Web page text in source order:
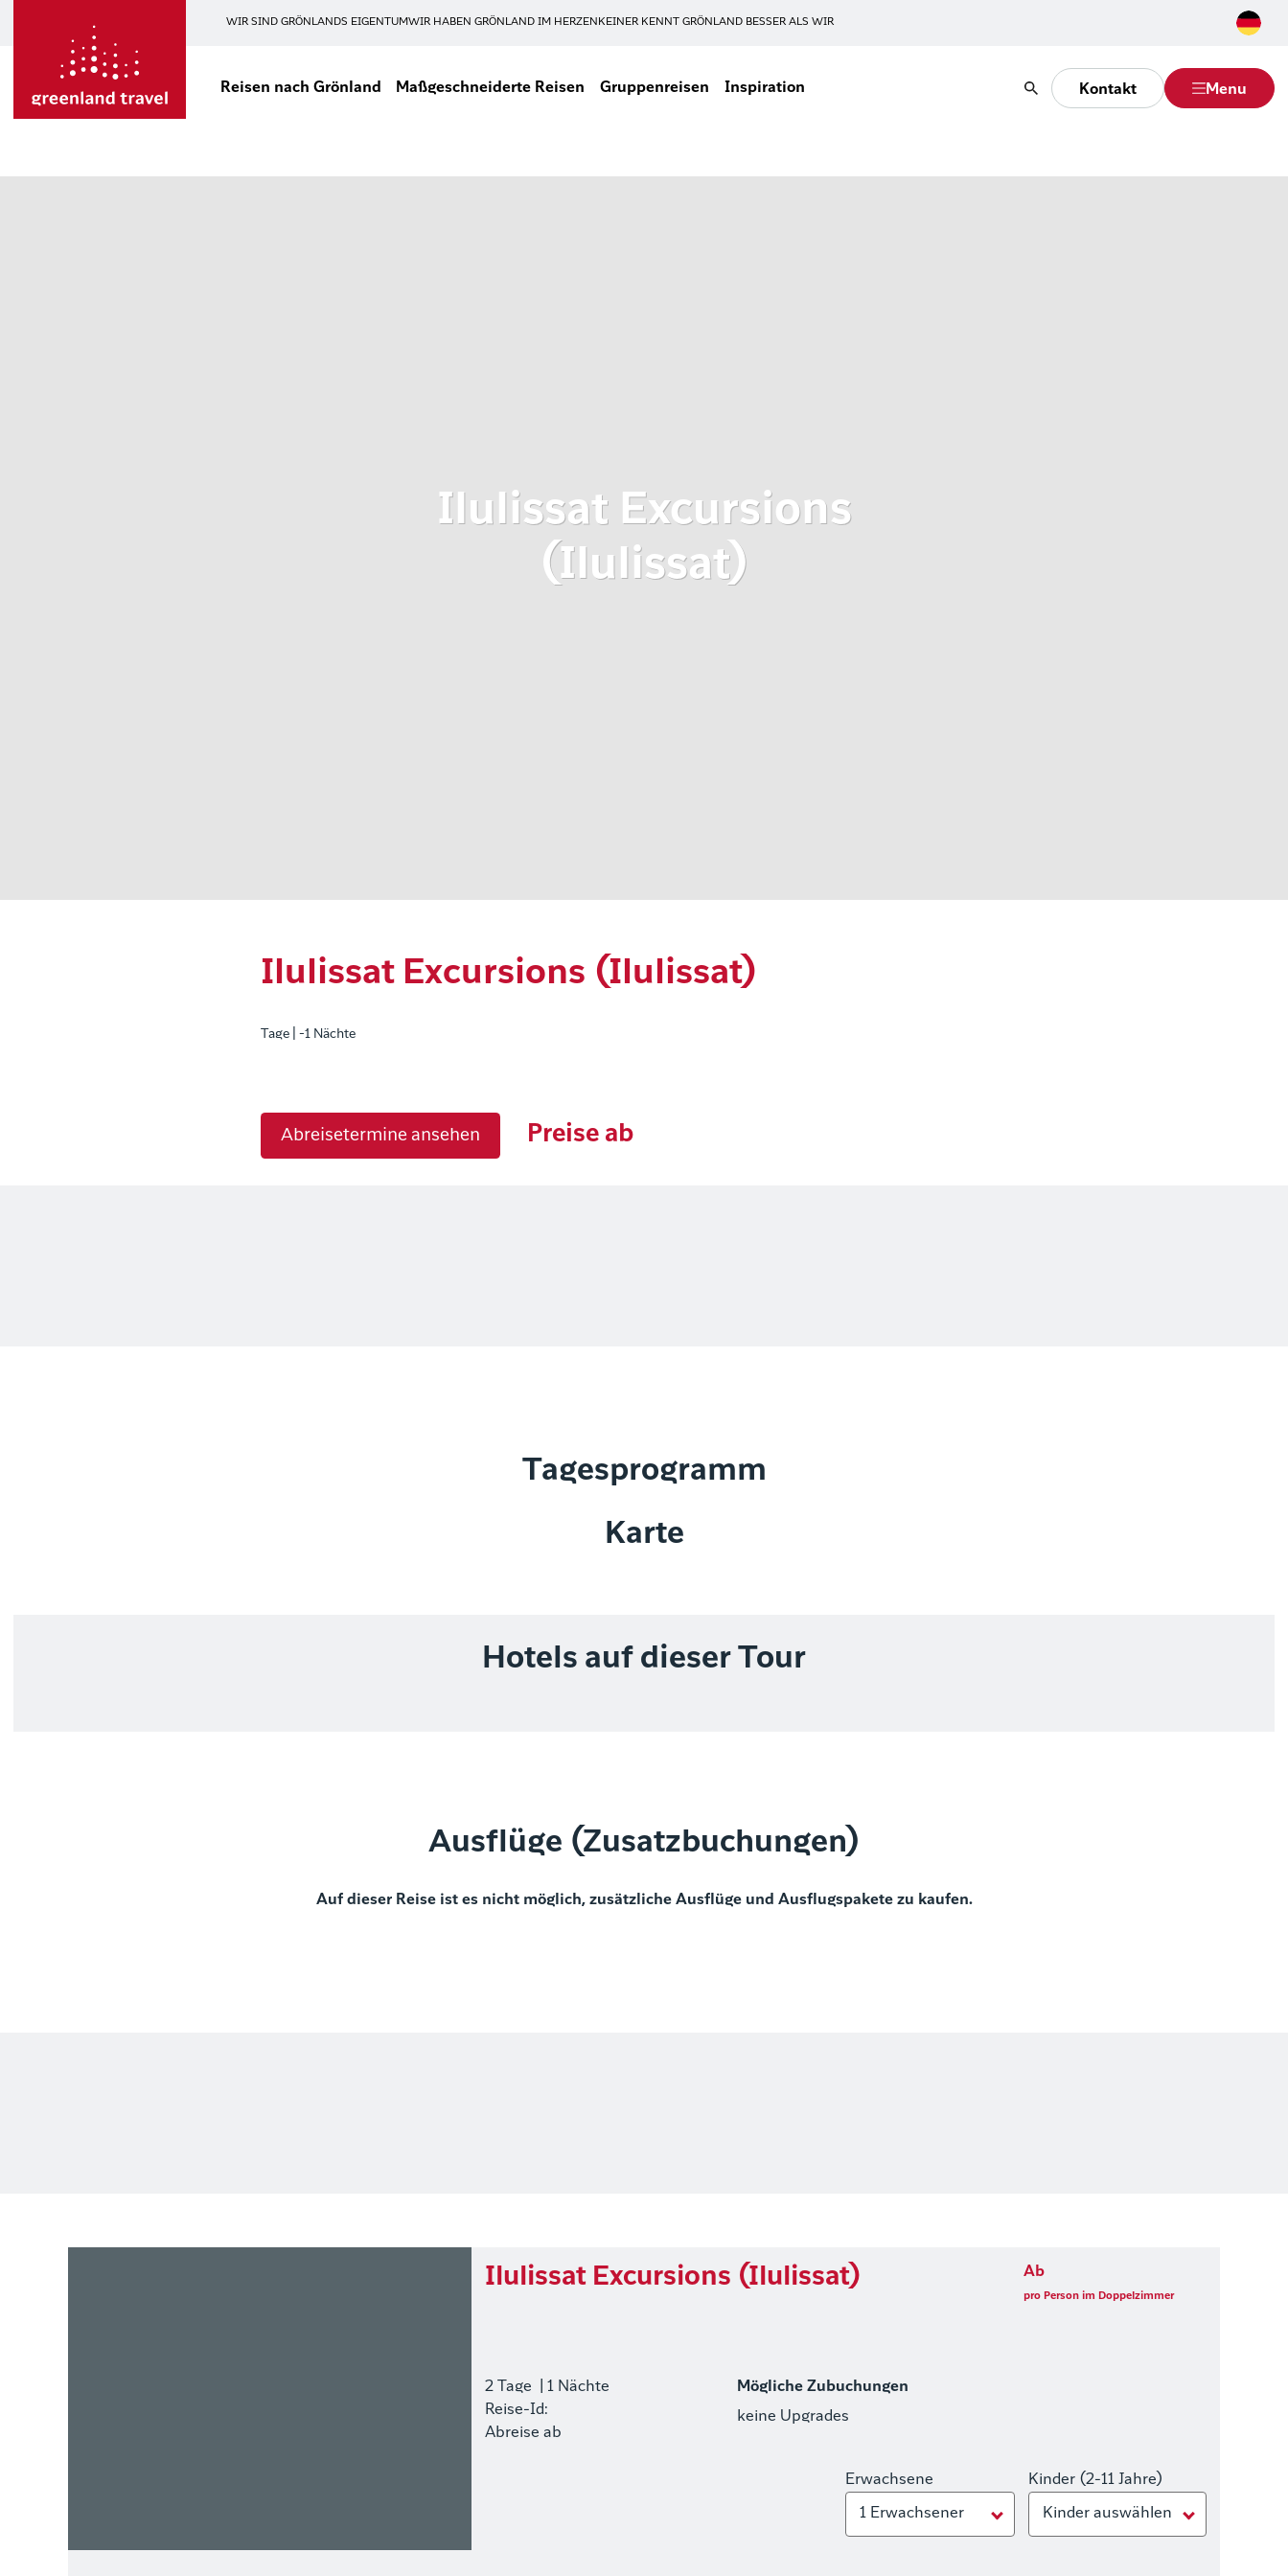
WIR SIND GRÖNLANDS EIGENTUMWIR HABEN GRÖNLAND IM HERZEN KEINER KENNT GRÖNLAND BESSER ALS WIR
Reisen nach Grönland Maßgeschneiderte Reisen Gruppenreisen Inspiration Suche Kontakt Menu
Ilulissat Excursions
(Ilulissat)
Ilulissat Excursions (Ilulissat)
Tage | -1 Nächte
Abreisetermine ansehen Preise ab
Tagesprogramm
Karte
Hotels auf dieser Tour
Ausflüge (Zusatzbuchungen)
Auf dieser Reise ist es nicht möglich, zusätzliche Ausflüge und Ausflugspakete zu kaufen.
Ilulissat Excursions (Ilulissat) Ab
pro Person im Doppelzimmer
2 Tage
| 1 Nächte
Reise-Id:
Abreise ab
Mögliche Zubuchungen
keine Upgrades
Erwachsene
1 Erwachsener
Kinder (2-11 Jahre)
Kinder auswählen